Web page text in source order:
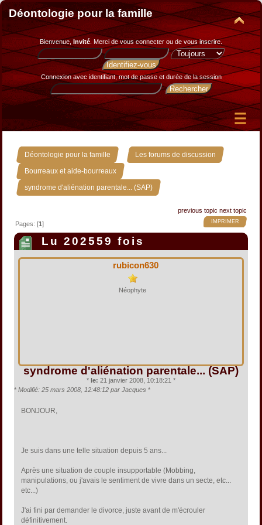
Déontologie pour la famille
Bienvenue, Invité. Merci devous connecter ou de vous inscrire.
Connexion avec identifiant, mot de passe et durée de la session
Déontologie pour la famille » Les forums de discussion »
Bourreaux et aide-bourreaux »
syndrome d'aliénation parentale... (SAP)
previous topic next topic
IMPRIMER
Pages: [1]
Lu 202559 fois
rubicon630
Néophyte
syndrome d'aliénation parentale... (SAP)
* le: 21 janvier 2008, 10:18:21 *
* Modifié: 25 mars 2008, 12:48:12 par Jacques *
BONJOUR,
Je suis dans une telle situation depuis 5 ans...
Après une situation de couple insupportable (Mobbing,
manipulations, ou j'avais le sentiment de vivre dans un secte, etc...
etc...)
J'ai fini par demander le divorce, juste avant de m'écrouler
définitivement.